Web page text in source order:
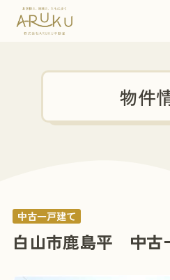
物件
中古一戸建て
白山市鹿島平 中古